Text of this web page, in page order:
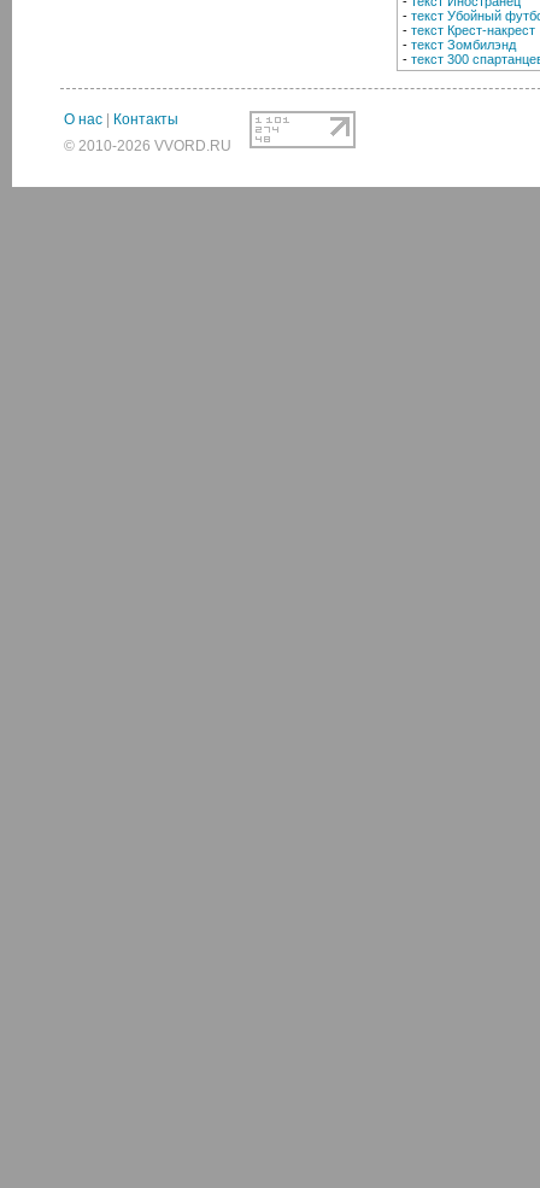
- текст Убойный
- текст Крест-накрест
- текст Зомбилэнд
- текст 300
О нас
Контакты
© 2010-2026 VVORD.RU